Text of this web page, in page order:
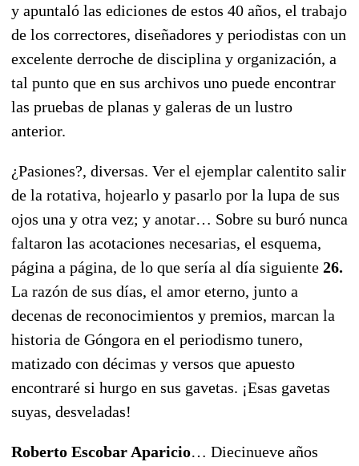
y apuntaló las ediciones de estos 40 años, el trabajo
de los correctores, diseñadores y periodistas con un
excelente derroche de disciplina y organización, a
tal punto que en sus archivos uno puede encontrar
las pruebas de planas y galeras de un lustro
anterior.
¿Pasiones?, diversas. Ver el ejemplar calentito salir
de la rotativa, hojearlo y pasarlo por la lupa de sus
ojos una y otra vez; y anotar… Sobre su buró nunca
faltaron las acotaciones necesarias, el esquema,
página a página, de lo que sería al día siguiente 26.
La razón de sus días, el amor eterno, junto a
decenas de reconocimientos y premios, marcan la
historia de Góngora en el periodismo tunero,
matizado con décimas y versos que apuesto
encontraré si hurgo en sus gavetas. ¡Esas gavetas
suyas, desveladas!
Roberto Escobar Aparicio… Diecinueve años